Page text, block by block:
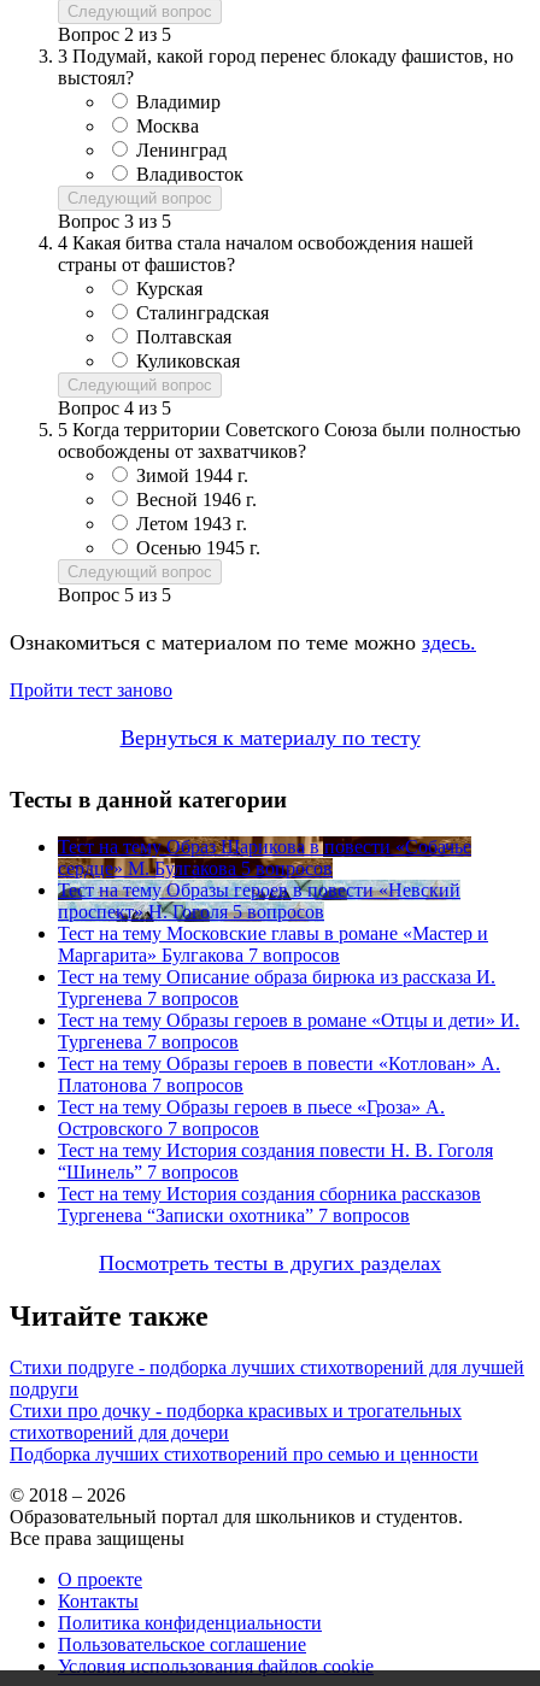
Следующий вопрос
Вопрос 2 из 5
3 Подумай, какой город перенес блокаду фашистов, но
выстоял?
Владимир
Москва
Ленинград
Владивосток
Следующий вопрос
Вопрос 3 из 5
4 Какая битва стала началом освобождения нашей
страны от фашистов?
Курская
Сталинградская
Полтавская
Куликовская
Следующий вопрос
Вопрос 4 из 5
5 Когда территории Советского Союза были полностью
освобождены от захватчиков?
Зимой 1944 г.
Весной 1946 г.
Летом 1943 г.
Осенью 1945 г.
Следующий вопрос
Вопрос 5 из 5
Ознакомиться с материалом по теме можно здесь.
Пройти тест заново
Вернуться к материалу по тесту
Тесты в данной категории
Тест на тему Образ Шарикова в повести «Собачье
сердце» М. Булгакова 5 вопросов
Тест на тему Образы героев в повести «Невский
проспект» Н. Гоголя 5 вопросов
Тест на тему Московские главы в романе «Мастер и
Маргарита» Булгакова 7 вопросов
Тест на тему Описание образа бирюка из рассказа И.
Тургенева 7 вопросов
Тест на тему Образы героев в романе «Отцы и дети» И.
Тургенева 7 вопросов
Тест на тему Образы героев в повести «Котлован» А.
Платонова 7 вопросов
Тест на тему Образы героев в пьесе «Гроза» А.
Островского 7 вопросов
Тест на тему История создания повести Н. В. Гоголя
“Шинель” 7 вопросов
Тест на тему История создания сборника рассказов
Тургенева “Записки охотника” 7 вопросов
Посмотреть тесты в других разделах
Читайте также
Стихи подруге - подборка лучших стихотворений для лучшей
подруги
Стихи про дочку - подборка красивых и трогательных
стихотворений для дочери
Подборка лучших стихотворений про семью и ценности
© 2018 – 2026
Образовательный портал для школьников и студентов.
Все права защищены
О проекте
Контакты
Политика конфиденциальности
Пользовательское соглашение
Условия использования файлов cookie